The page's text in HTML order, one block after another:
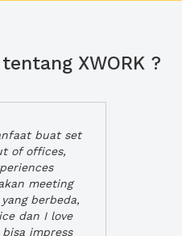
XWORK ?
buat set
of offices,
meeting
berbeda,
dan I love
impress